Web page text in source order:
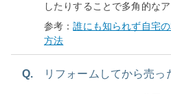
したりすることで多角的な
参考：誰にも知られず自宅
方法
Q. リフォームしてから売っ